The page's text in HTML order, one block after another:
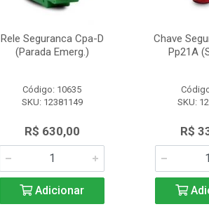
Rele Seguranca Cpa-D
(Parada Emerg.)
Código: 10635
SKU: 12381149
R$ 630,00
Adicionar
Chave
Pp21A
SKU:
R$